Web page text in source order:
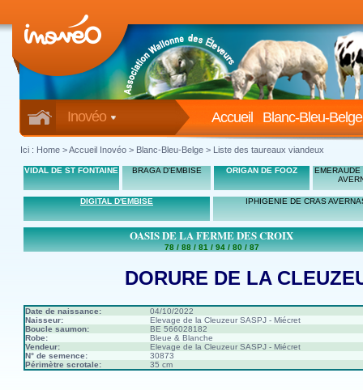
Inovéo Blanc-Bleu-Belge
Accueil
Ici : Home >Accueil Inovéo > Blanc-Bleu-Belge > Liste des taureaux viandeux
VIDAL DE ST FONTAINE BRAGA D'EMBISE ORIGAN DE FOOZ
EMERAUDE
DIGITAL D'EMBISE IPHIGENIE DE CRAS
OASIS DE LA FERME DES CROIX
78 / 88 / 81 / 94 / 80 / 87
DORURE DE LA
Date de naissance:
04/10/2022
Naisseur:
Elevage de la Cleuzeur SASPJ - Miécret
Boucle saumon:
BE 566028182
Robe:
Bleue & Blanche
Vendeur:
Elevage de la Cleuzeur SASPJ - Miécret
N° de semence:
30873
Périmètre scrotale:
35 cm